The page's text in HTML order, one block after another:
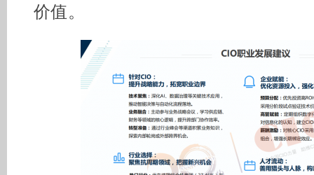
价值。